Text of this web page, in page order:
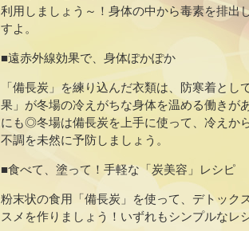
利用しましょう～！身体の中から毒素を排出
すよ。
■遠赤外線効果で、身体ぽかぽか
「備長炭」を練り込んだ衣類は、防寒着と
果」が冬場の冷えがちな身体を温める働きが
にも◎冬場は備長炭を上手に使って、冷えか
不調を未然に予防しましょう。
■食べて、塗って！手軽な「炭美容」レシピ
粉末状の食用「備長炭」を使って、デトック
スメを作りましょう！いずれもシンプルなレ